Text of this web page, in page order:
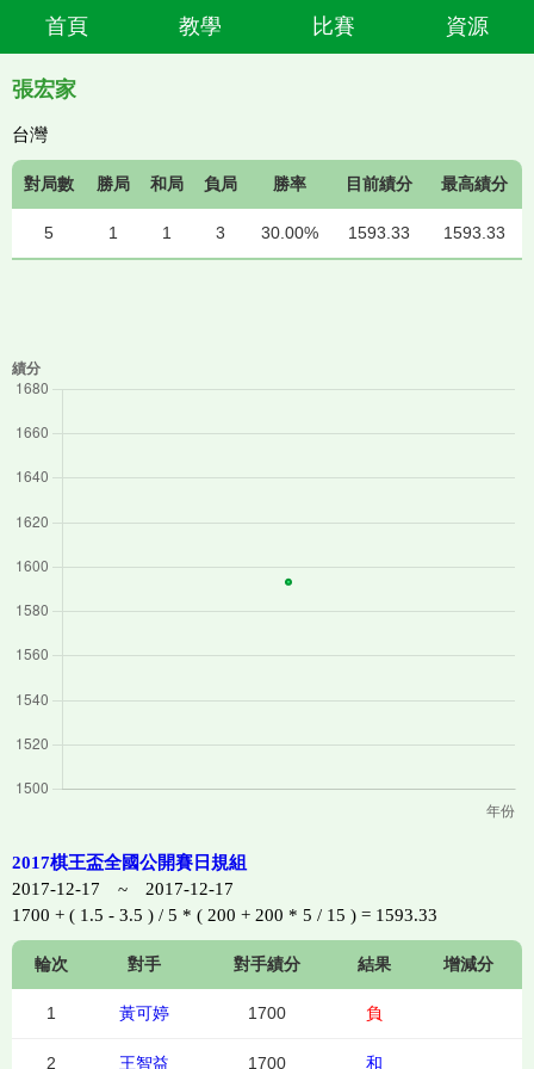
首頁 教學 比賽 資源
張宏家
台灣
對局數 勝局 和局 負局 勝率 目前績分 最高績分
5 1 1 3 30.00% 1593.33 1593.33
2017棋王盃全國公開賽日規組
2017-12-17 ~ 2017-12-17
1700 + ( 1.5 - 3.5 ) / 5 * ( 200 + 200 * 5 / 15 ) = 1593.33
輪次 對手 對手績分 結果 增減分
1 黃可婷 1700 負
2 王智益 1700 和